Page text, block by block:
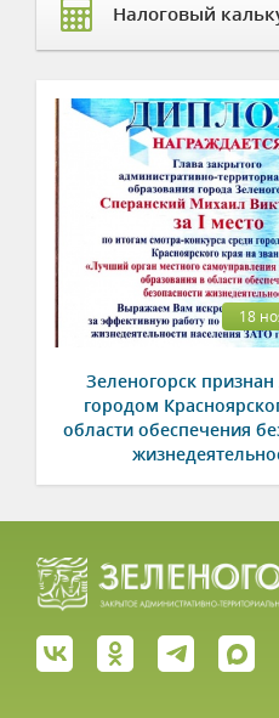
Налоговый
18
Зеленогорск
городом
области обеспечения